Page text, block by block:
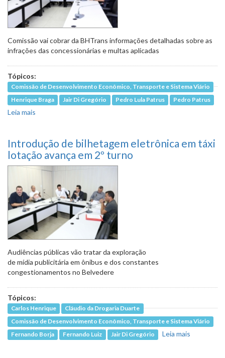
Comissão vai cobrar da BHTrans informações detalhadas sobre as
infrações das concessionárias e multas aplicadas
Tópicos:
Comissão de Desenvolvimento Econômico, Transporte e Sistema Viário
Henrique Braga
Jair Di Gregório Pedro Lula Patrus Pedro Patrus
Leia mais
Introdução de bilhetagem eletrônica em táxi
lotação avança em 2º turno
Audiências públicas vão tratar da exploração
de mídia publicitária em ônibus e dos constantes
congestionamentos no Belvedere
Tópicos:
Carlos Henrique
Cláudio da Drogaria Duarte
Comissão de Desenvolvimento Econômico, Transporte e Sistema Viário
Fernando Borja
Fernando Luiz Jair Di Gregório Leia mais